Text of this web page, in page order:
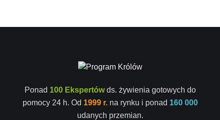
Ponad 100 Ekspertówds. żywienia gotowych do
pomocy 24 h. Od 1999 r.na rynku i ponad 160 000
udanych przemian.